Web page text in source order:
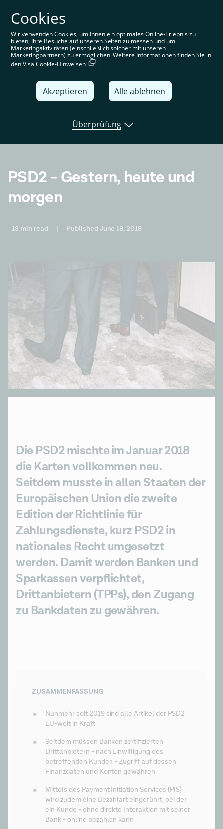
Sie befinden sich auf der deutschen Website. Wählen Sie
Ihre Region aus, um standortspezifische Inhalte angezeigt
zu bekommen
Deutschland
United Kingdom
Global
Deutschland
France
Open banking
PSD2 - Gestern, heute und
morgen
13 min read | Published June 18, 2018
Die PSD2 mischte im Januar 2018
die Karten vollkommen neu.
Seitdem musste in allen Staaten der
Europäischen Union die zweite
Edition der Richtlinie für
Zahlungsdienste, kurz PSD2 in
nationales Recht umgesetzt
werden. Damit werden Banken und
Sparkassen verpflichtet,
Drittanbietern (TPPs), den Zugang
zu Bankdaten zu gewähren.
ZUSAMMENFASSUNG
Nunmehr seit 2019 sind alle Artikel der PSD2
EU-weit in Kraft
Seitdem müssen Banken zertifizierten
Drittanbietern - nach Einwilligung des
betreffenden Kunden - Zugriff auf dessen
Finanzdaten und Konten gewähren
Mittels des Payment Initiation Services (PIS)
wird zudem eine Bezahlart eingeführt, bei der
ein Kunde - ohne direkte Interaktion mit seiner
Bank - online bezahlen kann
Cookies
Wir verwenden Cookies, um Ihnen ein optimales Online-Erlebnis zu
bieten, Ihre Besuche auf unseren Seiten zu messen und um
Marketingaktivitäten (einschließlich solcher mit unseren
Marketingpartnern) zu ermöglichen. Weitere Informationen finden Sie in
denVisa Cookie-Hinweisen .
Akzeptieren Alle ablehnen
Überprüfung